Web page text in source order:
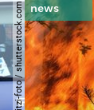
© spitzi-foto / shutterstock.com